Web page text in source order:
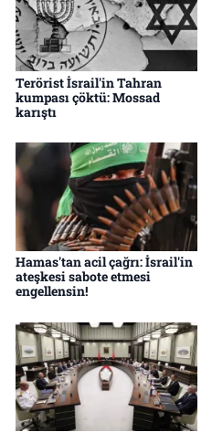
Terörist İsrail'in Tahran
kumpası çöktü: Mossad
karıştı
Hamas'tan acil çağrı: İsrail'in
ateşkesi sabote etmesi
engellensin!